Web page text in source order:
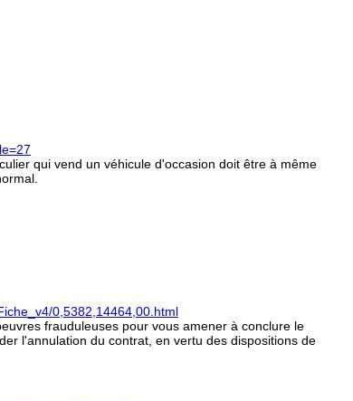
qui vend un véhicule d'occasion doit être à même
0,5382,14464,00.html
frauduleuses pour vous amener à conclure le
l'annulation du contrat, en vertu des dispositions de